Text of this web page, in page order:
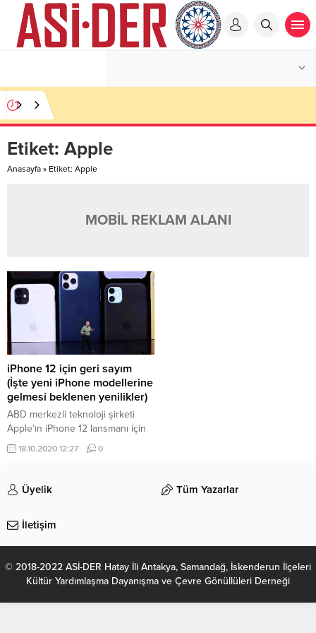
Etiket: Apple
Anasayfa » Etiket: Apple
MOBİL REKLAM ALANI
iPhone 12 için geri sayım
(İşte yeni iPhone modellerine
gelmesi beklenen yenilikler)
ABD merkezli teknoloji şirketi
Apple’ın iPhone 12 lansmanı için
geri sayım başladı. Yıllardır Eylül
ayında gerçekleşen yeni telefon
(Covid-19) salgını sebebiyle kısa
süreli bir erteleme yaşadı ve
Apple Watch ve iPad serisi
18.10.2020 12:27 0
Üyelik Tüm Yazarlar
İletişim
© 2018-2022 ASİ-DER Hatay İli Antakya, Samandağ, İskenderun İlçeleri
Kültür Yardımlaşma Dayanışma ve Çevre Gönüllüleri Derneği